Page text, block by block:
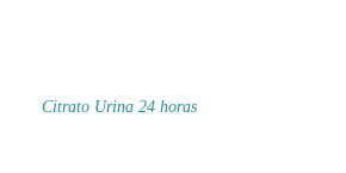
Citrato Urina 24 horas